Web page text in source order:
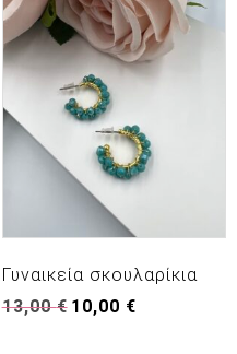
Γυναικεία σκουλαρίκια
13,00€ Original
10,00 €Η